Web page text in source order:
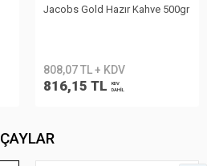
Jacobs Gold Hazır Kahve 500gr
808,07 TL + KDV
816,15 TL
KDV
DAHİL
ÇAYLAR